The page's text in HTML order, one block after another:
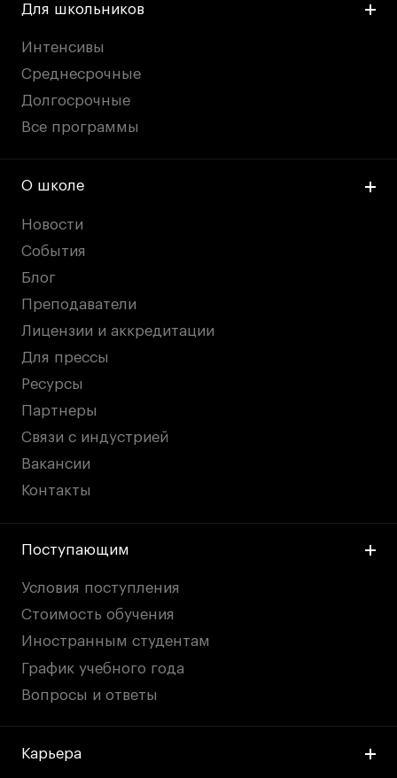
Для школьников
Интенсивы
Среднесрочные
Долгосрочные
Все программы
О школе
Новости
События
Блог
Преподаватели
Лицензии и аккредитации
Для прессы
Ресурсы
Партнеры
Связи с индустрией
Вакансии
Контакты
Поступающим
Условия поступления
Стоимость обучения
Иностранным студентам
График учебного года
Вопросы и ответы
Карьера